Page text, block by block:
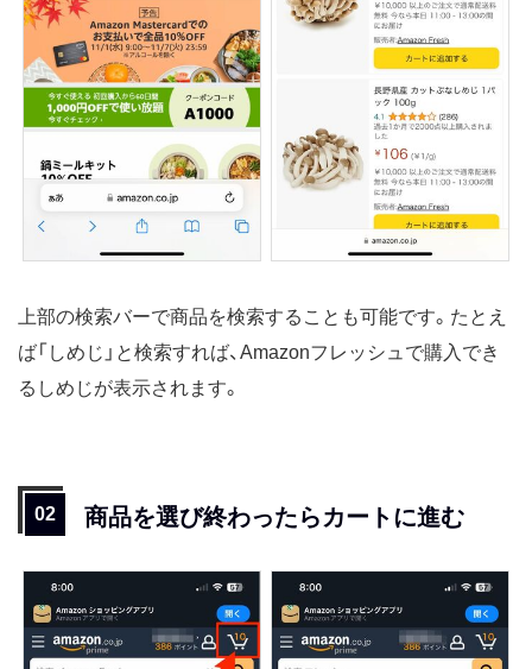
上部の検索バーで商品を検索することも可能です。たとえ
ば「しめじ」と検索すれば、Amazonフレッシュで購入でき
るしめじが表示されます。
商品を選び終わったらカートに進む